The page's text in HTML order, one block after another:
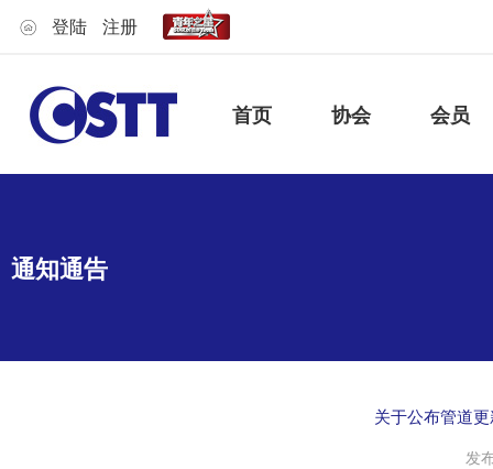
登陆 注册
首页 协会 会员
通知通告
关于公布管道
发